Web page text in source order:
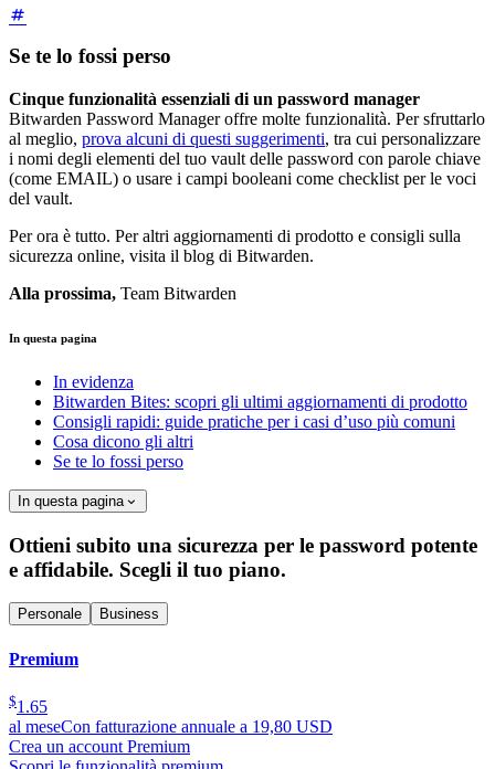
Se te lo fossi perso
Cinque funzionalità essenziali di un password manager
Bitwarden Password Manager offre molte funzionalità. Per sfruttarlo
al meglio, prova alcuni di questi suggerimenti, tra cui personalizzare
i nomi degli elementi del tuo vault delle password con parole chiave
(come EMAIL) o usare i campi booleani come checklist per le voci
del vault.
Per ora è tutto. Per altri aggiornamenti di prodotto e consigli sulla
sicurezza online, visita il blog di Bitwarden.
Alla prossima, Team Bitwarden
In questa pagina
In evidenza
Bitwarden Bites: scopri gli ultimi aggiornamenti di prodotto
Consigli rapidi: guide pratiche per i casi d’uso più comuni
Cosa dicono gli altri
Se te lo fossi perso
In questa pagina
Ottieni subito una sicurezza per le password potente
e affidabile. Scegli il tuo piano.
Personale Business
Premium
$1.65
al meseCon fatturazione annuale a 19,80 USD
Crea un account Premium